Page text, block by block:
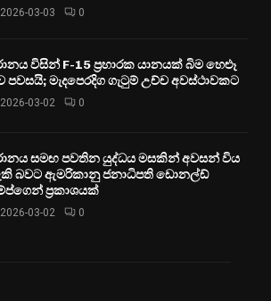
2026-03-03 0
විසින් F-15 ප්‍රහාරක යානයක් බිම හෙළූ
පවසයි; මැදපෙරදිග ගැටුම් උච්ච අවස්ථාවකට
2026-03-02 0
සමඟ පවතින යුද්ධය මසකින් අවසන් විය
බවට ඇමරිකානු ජනාධිපති ඩොනල්ඩ්
ප්‍රකාශයක්
2026-03-02 0